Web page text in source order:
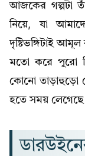
আজকের গল্পটা
নিয়ে, যা
দৃষ্টিভঙ্গিটাই
মতো করে পুরো
কোনো তাড়াহুড়ো
হতে সময় লেগেছে